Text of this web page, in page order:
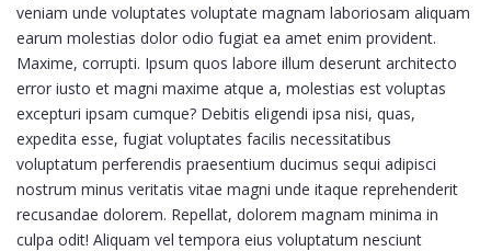
veniam unde voluptates voluptate magnam laboriosam aliquam
earum molestias dolor odio fugiat ea amet enim provident.
Maxime, corrupti. Ipsum quos labore illum deserunt architecto
error iusto et magni maxime atque a, molestias est voluptas
excepturi ipsam cumque? Debitis eligendi ipsa nisi, quas,
expedita esse, fugiat voluptates facilis necessitatibus
voluptatum perferendis praesentium ducimus sequi adipisci
nostrum minus veritatis vitae magni unde itaque reprehenderit
recusandae dolorem. Repellat, dolorem magnam minima in
culpa odit! Aliquam vel tempora eius voluptatum nesciunt